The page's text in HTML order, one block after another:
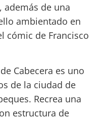
de una
ambientado en
cómic de Francisco
Cabecera es uno
de la ciudad de
Recrea una
estructura de